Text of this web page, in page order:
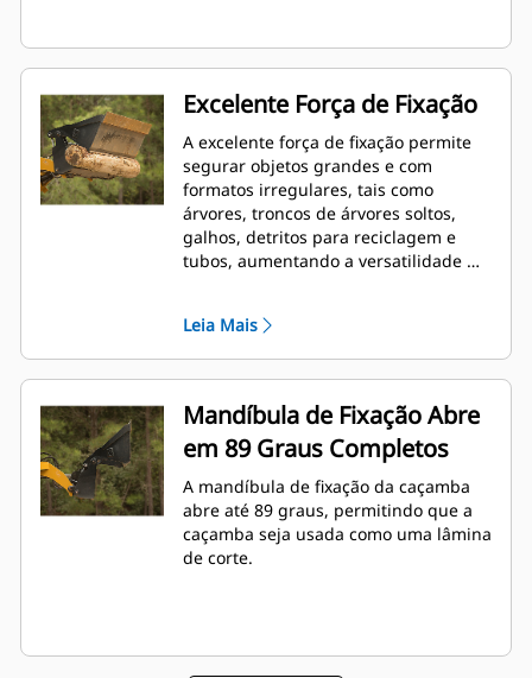
Excelente Força de Fixação
A excelente força de fixação permite
segurar objetos grandes e com
formatos irregulares, tais como
árvores, troncos de árvores soltos,
galhos, detritos para reciclagem e
tubos, aumentando a versatilidade de
Leia Mais
Mandíbula de Fixação Abre
em 89 Graus Completos
A mandíbula de fixação da caçamba
abre até 89 graus, permitindo que a
caçamba seja usada como uma lâmina
de corte.